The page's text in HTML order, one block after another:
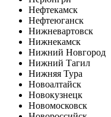
Нефтекамск
Нефтеюганск
Нижневартовск
Нижнекамск
Нижний Новгород
Нижний Тагил
Нижняя Тура
Новоалтайск
Новокузнецк
Новомосковск